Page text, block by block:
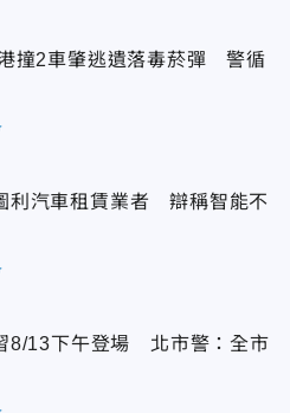
撞2車肇逃遺落毒菸彈 警循
利汽車租賃業者 辯稱智能不
8/13下午登場 北市警：全市